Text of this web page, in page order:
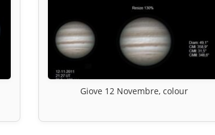
Giove 12 Novembre, colour